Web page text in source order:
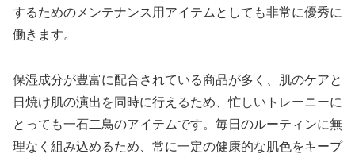
するためのメンテナンス用アイテムとしても非常に優秀に
働きます。
保湿成分が豊富に配合されている商品が多く、肌のケアと
日焼け肌の演出を同時に行えるため、忙しいトレーニーに
とっても一石二鳥のアイテムです。毎日のルーティンに無
理なく組み込めるため、常に一定の健康的な肌色をキープ